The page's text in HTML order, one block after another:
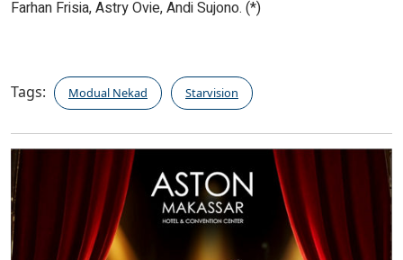
Farhan Frisia, Astry Ovie, Andi Sujono. (*)
Tags: Modual Nekad Starvision